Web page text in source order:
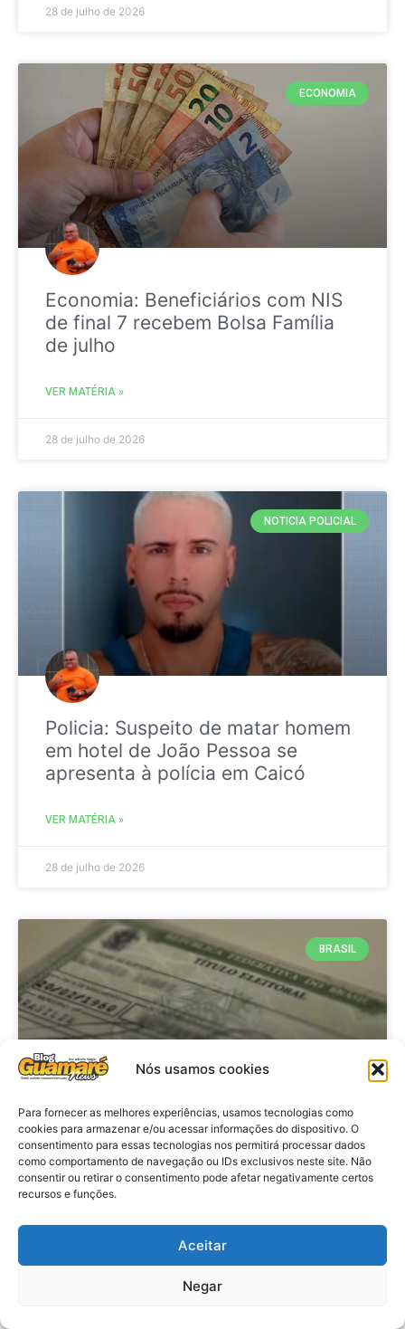
Nós usamos cookies
Para fornecer as melhores experiências, usamos tecnologias como
cookies para armazenar e/ou acessar informações do dispositivo. O
consentimento para essas tecnologias nos permitirá processar dados
como comportamento de navegação ou IDs exclusivos neste site. Não
consentir ou retirar o consentimento pode afetar negativamente certos
recursos e funções.
Aceitar
Negar
28 de julho de 2026
ECONOMIA
Economia: Beneficiários com NIS
de final 7 recebem Bolsa Família
de julho
VER MATÉRIA »
28 de julho de 2026
NOTICIA POLICIAL
Policia: Suspeito de matar homem
em hotel de João Pessoa se
apresenta à polícia em Caicó
VER MATÉRIA »
28 de julho de 2026
BRASIL
Brasil: Policia Federal investiga
753 casos de crimes eleitorais
antes das eleições